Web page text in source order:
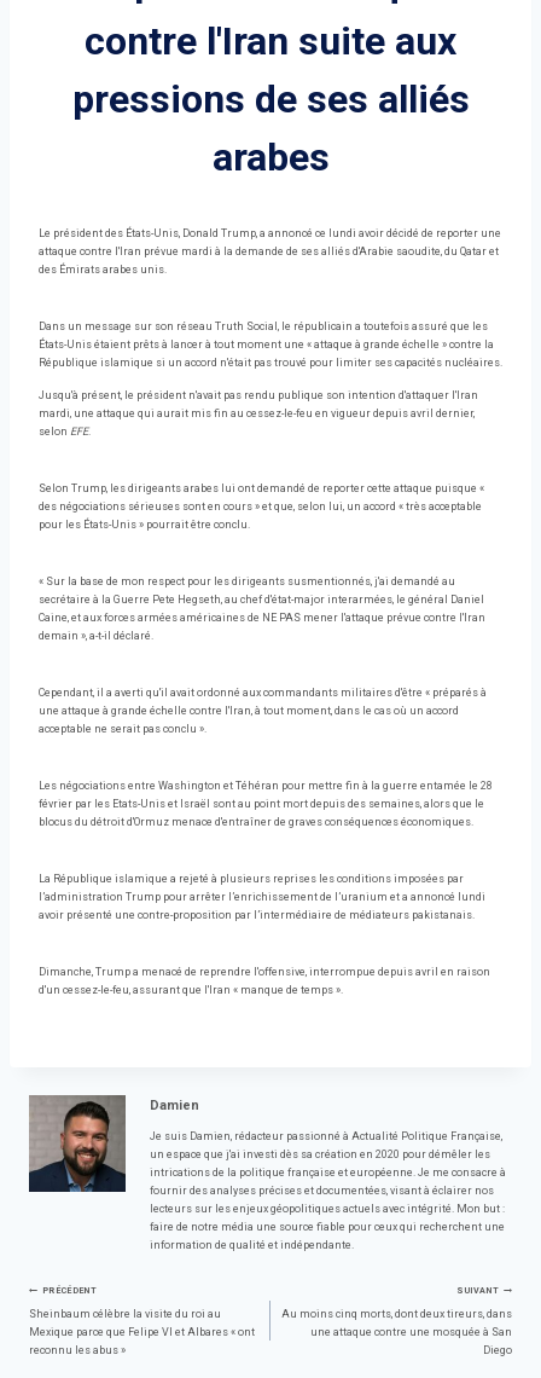
contre l'Iran suite aux
pressions de ses alliés
arabes
Le président des États-Unis, Donald Trump, a annoncé ce lundi avoir décidé de reporter une
attaque contre l'Iran prévue mardi à la demande de ses alliés d'Arabie saoudite, du Qatar et
des Émirats arabes unis.
Dans un message sur son réseau Truth Social, le républicain a toutefois assuré que les
États-Unis étaient prêts à lancer à tout moment une « attaque à grande échelle » contre la
République islamique si un accord n'était pas trouvé pour limiter ses capacités nucléaires.
Jusqu'à présent, le président n'avait pas rendu publique son intention d'attaquer l'Iran
mardi, une attaque qui aurait mis fin au cessez-le-feu en vigueur depuis avril dernier,
selon EFE.
Selon Trump, les dirigeants arabes lui ont demandé de reporter cette attaque puisque «
des négociations sérieuses sont en cours » et que, selon lui, un accord « très acceptable
pour les États-Unis » pourrait être conclu.
« Sur la base de mon respect pour les dirigeants susmentionnés, j'ai demandé au
secrétaire à la Guerre Pete Hegseth, au chef d'état-major interarmées, le général Daniel
Caine, et aux forces armées américaines de NE PAS mener l'attaque prévue contre l'Iran
demain », a-t-il déclaré.
Cependant, il a averti qu'il avait ordonné aux commandants militaires d'être « préparés à
une attaque à grande échelle contre l'Iran, à tout moment, dans le cas où un accord
acceptable ne serait pas conclu ».
Les négociations entre Washington et Téhéran pour mettre fin à la guerre entamée le 28
février par les Etats-Unis et Israël sont au point mort depuis des semaines, alors que le
blocus du détroit d'Ormuz menace d'entraîner de graves conséquences économiques.
La République islamique a rejeté à plusieurs reprises les conditions imposées par
l’administration Trump pour arrêter l’enrichissement de l’uranium et a annoncé lundi
avoir présenté une contre-proposition par l’intermédiaire de médiateurs pakistanais.
Dimanche, Trump a menacé de reprendre l'offensive, interrompue depuis avril en raison
d'un cessez-le-feu, assurant que l'Iran « manque de temps ».
Damien
Je suis Damien, rédacteur passionné à Actualité Politique Française,
un espace que j'ai investi dès sa création en 2020 pour démêler les
intrications de la politique française et européenne. Je me consacre à
fournir des analyses précises et documentées, visant à éclairer nos
lecteurs sur les enjeux géopolitiques actuels avec intégrité. Mon but :
faire de notre média une source fiable pour ceux qui recherchent une
information de qualité et indépendante.
Navigation
de
PRÉCÉDENT
Sheinbaum célèbre la visite du roi au
Mexique parce que Felipe VI et Albares « ont
reconnu les abus »
SUIVANT
Au moins cinq morts, dont deux tireurs, dans
une attaque contre une mosquée à San
Diego